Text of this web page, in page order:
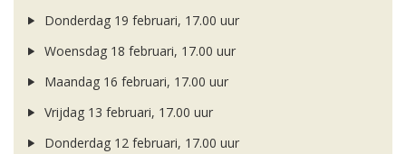
Donderdag 19 februari, 17.00 uur
Woensdag 18 februari, 17.00 uur
Maandag 16 februari, 17.00 uur
Vrijdag 13 februari, 17.00 uur
Donderdag 12 februari, 17.00 uur